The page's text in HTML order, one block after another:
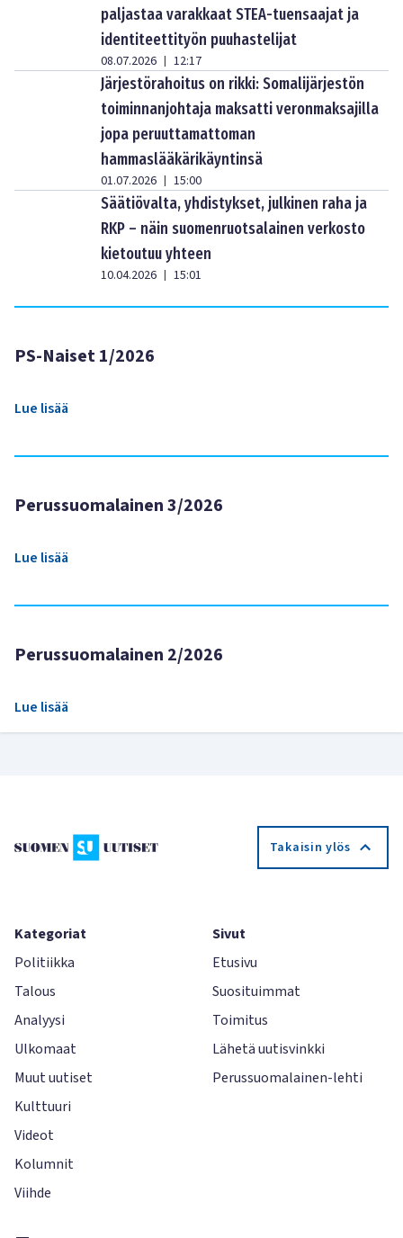
paljastaa varakkaat STEA-tuensaajat ja
identiteettityön puuhastelijat
08.07.2026 | 12:17
Järjestörahoitus on rikki: Somalijärjestön
toiminnanjohtaja maksatti veronmaksajilla
jopa peruuttamattoman
hammaslääkärikäyntinsä
01.07.2026 | 15:00
Säätiövalta, yhdistykset, julkinen raha ja
RKP – näin suomenruotsalainen verkosto
kietoutuu yhteen
10.04.2026 | 15:01
PS-Naiset 1/2026
Lue lisää
Perussuomalainen 3/2026
Lue lisää
Perussuomalainen 2/2026
Lue lisää
Takaisin ylös
Kategoriat
Politiikka
Talous
Analyysi
Ulkomaat
Muut uutiset
Kulttuuri
Videot
Kolumnit
Viihde
Sivut
Etusivu
Suosituimmat
Toimitus
Lähetä uutisvinkki
Perussuomalainen-lehti